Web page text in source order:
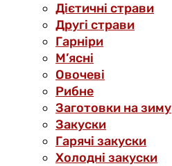
Дієтичні страви
Другі страви
Гарніри
М’ясні
Овочеві
Рибне
Заготовки на зиму
Закуски
Гарячі закуски
Холодні закуски